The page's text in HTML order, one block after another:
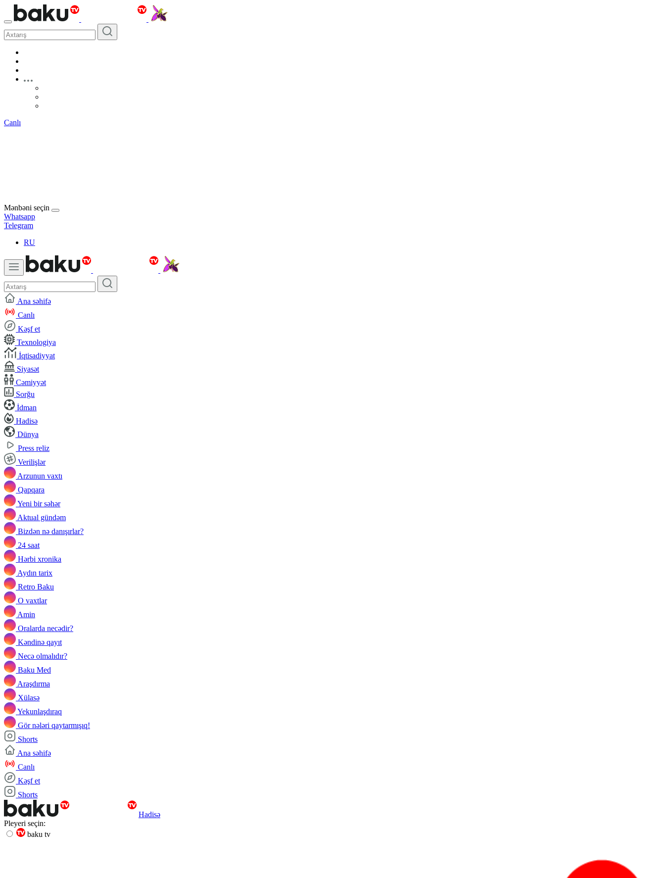
Canlı
Mənbəni seçin
Whatsapp
Telegram
RU
Ana səhifə
Canlı
Kəşf et
Texnologiya
İqtisadiyyat
Siyasət
Cəmiyyət
Sorğu
İdman
Hadisə
Dünya
Press reliz
Verilişlər
Arzunun vaxtı
Qapqara
Yeni bir səhər
Aktual gündəm
Bizdən nə danışırlar?
24 saat
Hərbi xronika
Aydın tarix
Retro Baku
O vaxtlar
Amin
Oralarda necədir?
Kəndinə qayıt
Necə olmalıdır?
Baku Med
Araşdırma
Xülasə
Yekunlaşdıraq
Gör nələri qaytarmışıq!
Shorts
Ana səhifə
Canlı
Kəşf et
Shorts
Hadisə
Pleyeri seçin:
baku tv